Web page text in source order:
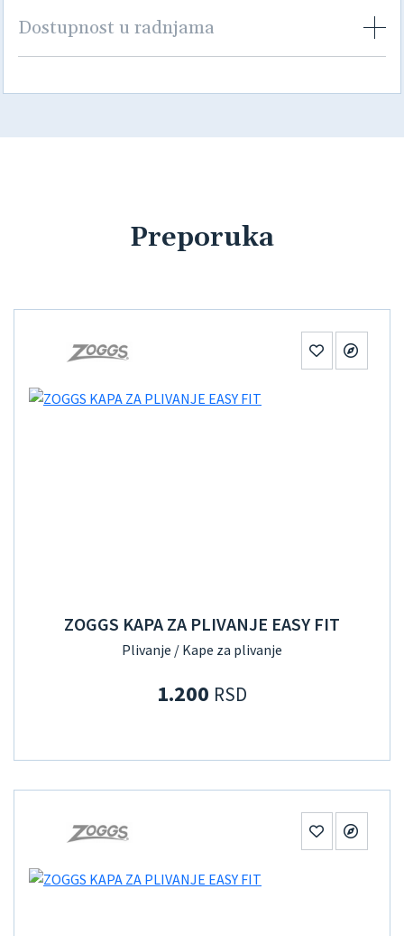
Dostupnost u radnjama
Preporuka
ZOGGS KAPA ZA PLIVANJE EASY FIT
Plivanje / Kape za plivanje
1.200 RSD